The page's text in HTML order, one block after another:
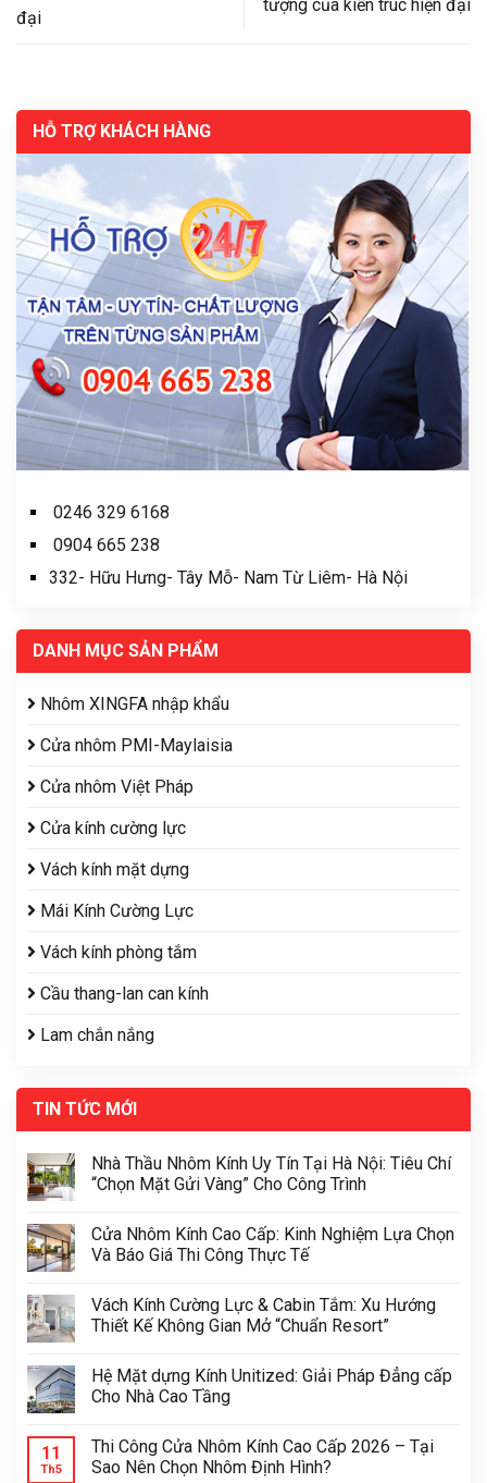
đại
tượng của kiến trúc hiện đại
HỖ TRỢ KHÁCH HÀNG
0246 329 6168
0904 665 238
332- Hữu Hưng- Tây Mỗ- Nam Từ Liêm- Hà Nội
DANH MỤC SẢN PHẨM
Nhôm XINGFA nhập khẩu
Cửa nhôm PMI-Maylaisia
Cửa nhôm Việt Pháp
Cửa kính cường lực
Vách kính mặt dựng
Mái Kính Cường Lực
Vách kính phòng tắm
Cầu thang-lan can kính
Lam chắn nắng
TIN TỨC MỚI
Nhà Thầu Nhôm Kính Uy Tín Tại Hà Nội: Tiêu Chí
“Chọn Mặt Gửi Vàng” Cho Công Trình
Cửa Nhôm Kính Cao Cấp: Kinh Nghiệm Lựa Chọn
Và Báo Giá Thi Công Thực Tế
Vách Kính Cường Lực & Cabin Tắm: Xu Hướng
Thiết Kế Không Gian Mở “Chuẩn Resort”
Hệ Mặt dựng Kính Unitized: Giải Pháp Đẳng cấp
Cho Nhà Cao Tầng
11
Th5
Thi Công Cửa Nhôm Kính Cao Cấp 2026 – Tại
Sao Nên Chọn Nhôm Định Hình?